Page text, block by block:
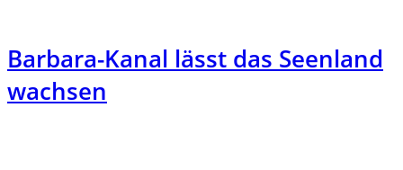
Barbara-Kanal lässt das Seenland
wachsen